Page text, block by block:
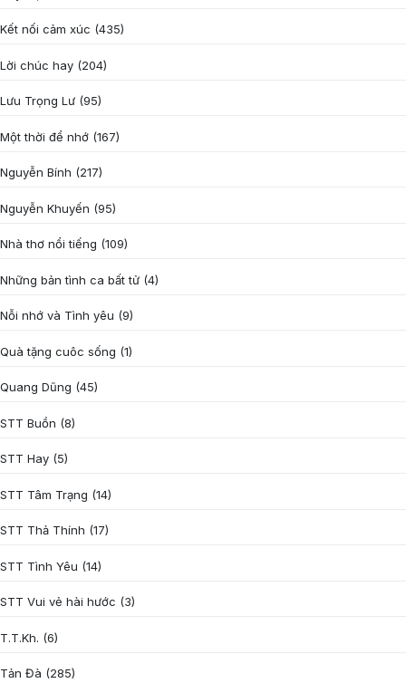
Kết nối cảm xúc (435)
Lời chúc hay (204)
Lưu Trọng Lư (95)
Một thời để nhớ (167)
Nguyễn Bính (217)
Nguyễn Khuyến (95)
Nhà thơ nổi tiếng (109)
Những bản tình ca bất tử (4)
Nỗi nhớ và Tình yêu (9)
Quà tặng cuôc sống (1)
Quang Dũng (45)
STT Buồn (8)
STT Hay (5)
STT Tâm Trạng (14)
STT Thả Thính (17)
STT Tình Yêu (14)
STT Vui vẻ hài hước (3)
T.T.Kh. (6)
Tản Đà (285)